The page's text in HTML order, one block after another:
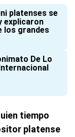
platenses se
explicaron
los grandes
De Lo
tiempo
platense